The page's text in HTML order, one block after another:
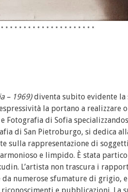
– 1969)diventa subito evidente la
la portano a realizzare
Fotografia di Sofia
di San Pietroburgo, si dedica
sulla rappresentazione di
e limpido. È stata
L’artista non trascura i
numerose sfumature di grigio,